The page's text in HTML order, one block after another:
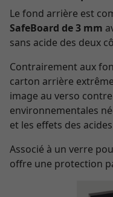
Le fond arrière est
SafeBoard de 3 mm
sans acide des deux
Contrairement aux
carton arrière
image au verso
environnementales
et les effets des
Associé à un verre
offre une protection